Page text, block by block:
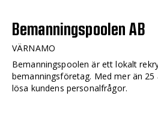
Bemanningspoolen AB
VÄRNAMO
Bemanningspoolen är ett lokalt
bemanningsföretag. Med mer än
lösa kundens personalfrågor.